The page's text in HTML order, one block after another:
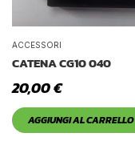
Deghiacciante
ACCESSORI
CATENA CG10 040
20,00€
AGGIUNGI AL CARRELLO